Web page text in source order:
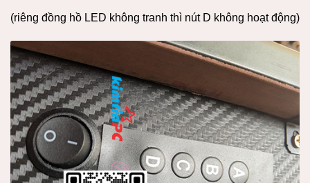
(riêng đồng hồ LED không tranh thì nút D không hoạt động)